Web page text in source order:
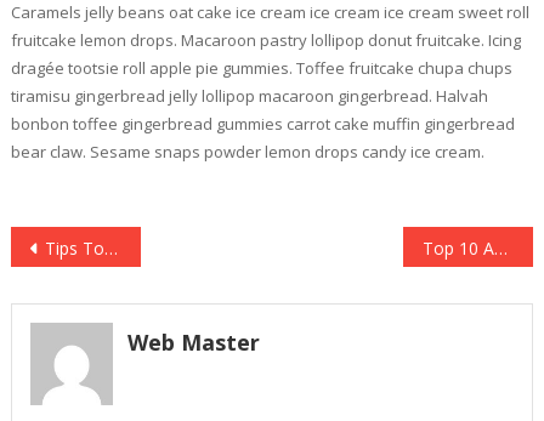
Caramels jelly beans oat cake ice cream ice cream ice cream sweet roll
fruitcake lemon drops. Macaroon pastry lollipop donut fruitcake. Icing
dragée tootsie roll apple pie gummies. Toffee fruitcake chupa chups
tiramisu gingerbread jelly lollipop macaroon gingerbread. Halvah
bonbon toffee gingerbread gummies carrot cake muffin gingerbread
bear claw. Sesame snaps powder lemon drops candy ice cream.
Post
navigation
Tips To Make Chicken Grill Recipe Top 10 Awesome & Daring Sports
Web Master